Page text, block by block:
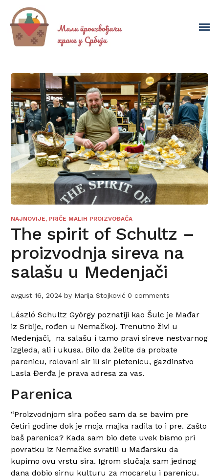
NAJNOVIJE, PRIČE MALIH PROIZVOĐAČA
The spirit of Schultz –
proizvodnja sireva na
salašu u Medenjači
avgust 16, 2024 by Marija Stojković 0 comments
László Schultz György poznatiji kao Šulc je Mađar
iz Srbije, rođen u Nemačkoj. Trenutno živi u
Medenjači, na salašu i tamo pravi sireve nestvarnog
izgleda, ali i ukusa. Bilo da želite da probate
parenicu, rolovani sir ili sir pletenicu, gazdinstvo
Lasla Đerđa je prava adresa za vas.
Parenica
“Proizvodnjom sira počeo sam da se bavim pre
četiri godine dok je moja majka radila to i pre. Zašto
baš parenica? Kada sam bio dete uvek bismo pri
povratku iz Nemačke svratili u Mađarsku da
kupimo ovu vrstu sira. Igrom slučaja sam jednog
dana dobio sirnu kulturu za mocarelu i parenicu.